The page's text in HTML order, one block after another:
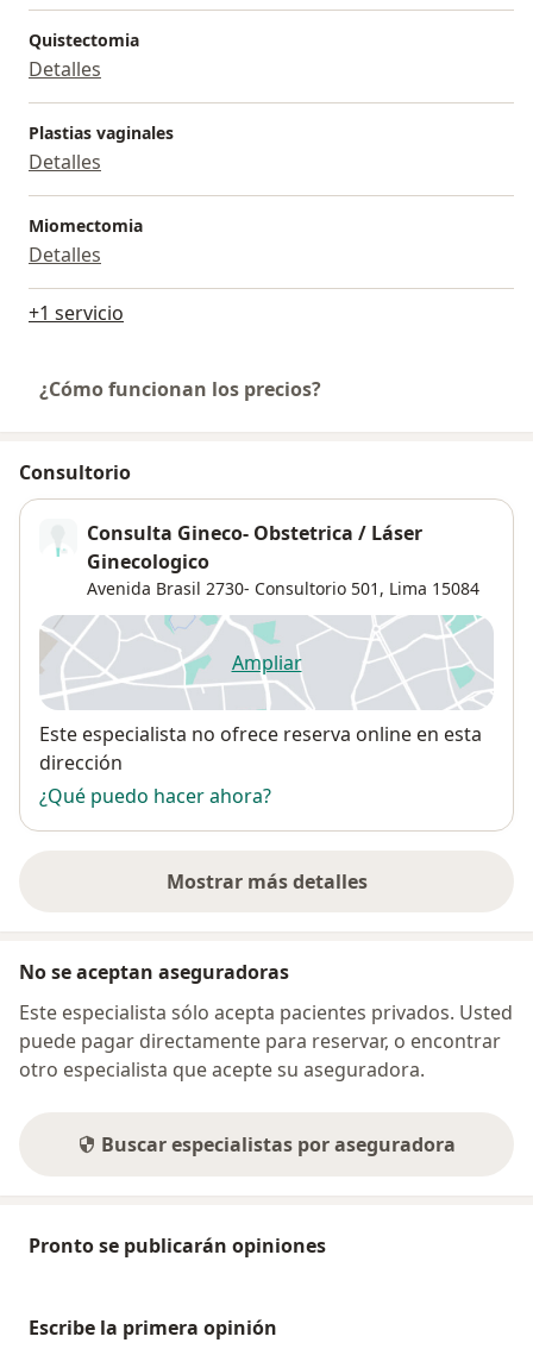
Quistectomia
Detalles
Plastias vaginales
Detalles
Miomectomia
Detalles
+1 servicio
¿Cómo funcionan los precios?
Consultorio
Consulta Gineco- Obstetrica / Láser
Ginecologico
Avenida Brasil 2730- Consultorio 501, Lima 15084
Ampliarse abre en una nueva
Disponibilidad
Este especialista no ofrece reserva online en esta
dirección
¿Qué puedo hacer ahora?
Mostrar más detalles
sobre la dirección
No se aceptan aseguradoras
Este especialista sólo acepta pacientes privados. Usted
puede pagar directamente para reservar, o encontrar
otro especialista que acepte su aseguradora.
Buscar especialistas por aseguradora
Pronto se publicarán opiniones
Escribe la primera opinión